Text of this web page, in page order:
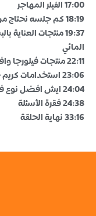
17:00 الفيلر المهاجر
18:19 كم جلسه نحتاج من تقنية الشد المائي ؟
19:37 منتجات
المائي
22:11 منتجات فيلورجا وافضل فيتامين سي
23:06 استخدامات كريم حمض الهيالرونيك وفوائده على البشرة
24:04 ايش افضل نوع فيلر لشد البشرة ؟
24:38 فقرة الأسئلة
33:16 نهاية الحلقة